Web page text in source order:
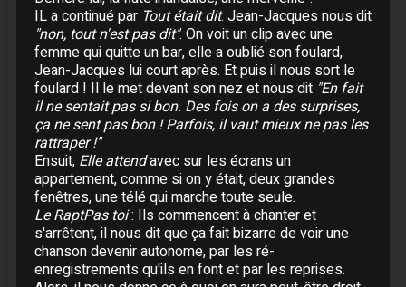
Mars
16 Mars :Fest-Noz de Bercy
26 Mars : Saint-Denis de la Réunion- Stade de
l'Est
27 Mars :Saint-Denis de la Réunion- Stade de
l'Est
30 Mars :
de Saint-Gilles
31 Mars :Saint-Gilles de la Réunion- Théâtre
de Saint-Gilles
Avril
04 Avril :Île Maurice - La Citadelle
IL a continué par Tout était dit. Jean-Jacques nous dit
"non, tout n'est pas dit". On voit un clip avec une
femme qui quitte un bar, elle a oublié son foulard,
Jean-Jacques lui court après. Et puis il nous sort le
foulard ! Il le met devant son nez et nous dit "En fait
il ne sentait pas si bon. Des fois on a des surprises,
ça ne sent pas bon ! Parfois, il vaut mieux ne pas les
rattraper !"
Ensuit, Elle attendavec sur les écrans un
appartement, comme si on y était, deux grandes
fenêtres, une télé qui marche toute seule.
Le RaptPas toi: Ils commencent à chanter et
s'arrêtent, il nous dit que ça fait bizarre de voir une
chanson devenir autonome, par les ré-
enregistrements qu'ils en font et par les reprises.